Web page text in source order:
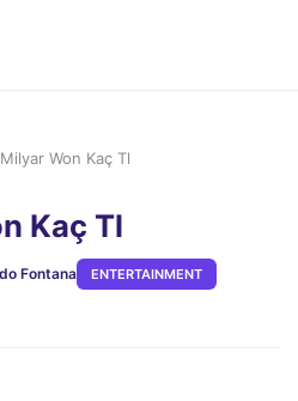
Won Kaç Tl
Kaç Tl
Fontana ENTERTAINMENT